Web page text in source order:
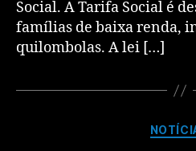
Social. A Tarifa Social é
famílias de baixa renda,
quilombolas. A lei […]